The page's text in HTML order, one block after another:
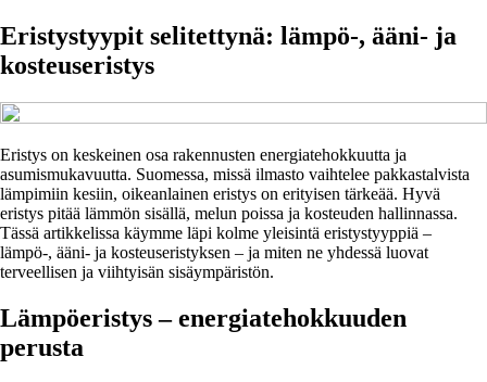
Eristystyypit selitettynä: lämpö-, ääni- ja
kosteuseristys
Eristys on keskeinen osa rakennusten energiatehokkuutta ja
asumismukavuutta. Suomessa, missä ilmasto vaihtelee pakkastalvista
lämpimiin kesiin, oikeanlainen eristys on erityisen tärkeää. Hyvä
eristys pitää lämmön sisällä, melun poissa ja kosteuden hallinnassa.
Tässä artikkelissa käymme läpi kolme yleisintä eristystyyppiä –
lämpö-, ääni- ja kosteuseristyksen – ja miten ne yhdessä luovat
terveellisen ja viihtyisän sisäympäristön.
Lämpöeristys – energiatehokkuuden
perusta